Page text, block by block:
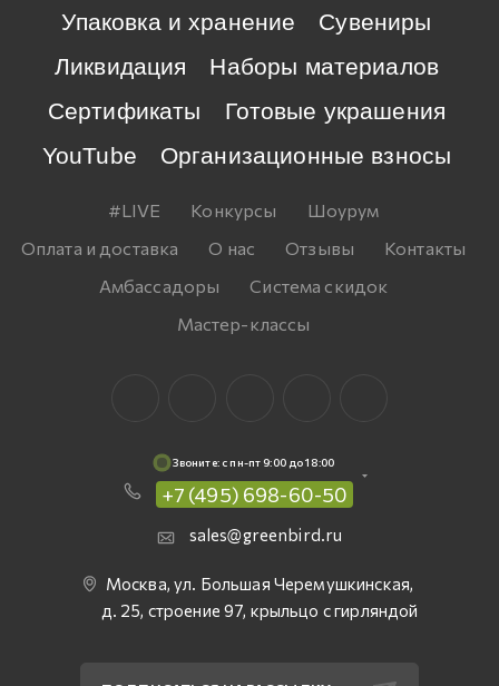
Упаковка и хранение
Сувениры
Ликвидация
Наборы материалов
Сертификаты
Готовые украшения
YouTube
Организационные взносы
#LIVE Конкурсы
Шоурум
Оплата и доставка
О нас Отзывы
Контакты
Амбассадоры
Система скидок
Мастер-классы
Звоните: c пн-пт 9:00 до 18:00
+7 (495) 698-60-50
sales@greenbird.ru
Москва, ул. Большая Черемушкинская,
д. 25, строение 97, крыльцо с гирляндой